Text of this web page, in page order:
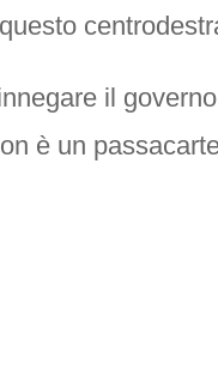
il governo
è un